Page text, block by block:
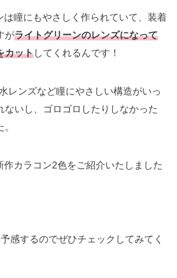
瞳にもやさしく作られていて、装着
がライトグリーンのレンズになって
カットしてくれるんです！
レンズなど瞳にやさしい構造がいっ
いし、ゴロゴロしたりしなかった
カラコン2色をご紹介いたしました
感するのでぜひチェックしてみてく